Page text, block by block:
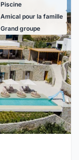
Piscine
Amical pour la famille
Grand groupe